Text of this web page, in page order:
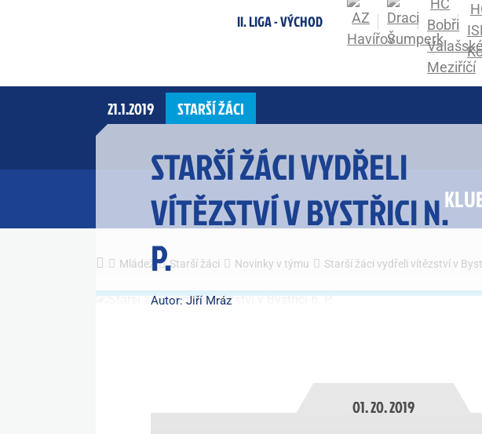
II. LIGA - VÝCHOD
Mládež Starší žáci Novinky v týmu Starší žáci vydřeli vítězství v
21.1.2019 STARŠÍ ŽÁCI
STARŠÍ ŽÁCI VYDŘELI
VÍTĚZSTVÍ V BYSTŘICI N.
P.
Autor: Jiří Mráz
01. 20. 2019